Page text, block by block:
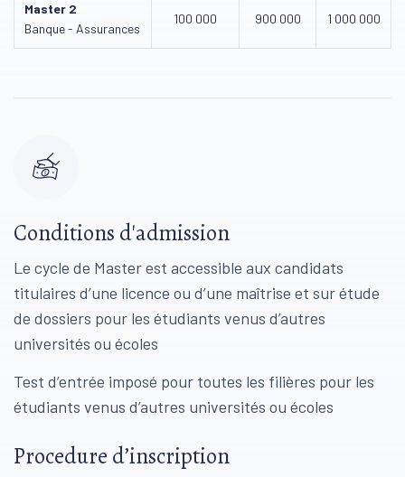
Master 2
Banque - Assurances
100 000 900 000 1 000 000
Conditions d'admission
Le cycle de Master est accessible aux candidats
titulaires d’une licence ou d’une maîtrise et sur étude
de dossiers pour les étudiants venus d’autres
universités ou écoles
Test d’entrée imposé pour toutes les filières pour les
étudiants venus d’autres universités ou écoles
Procedure d’inscription